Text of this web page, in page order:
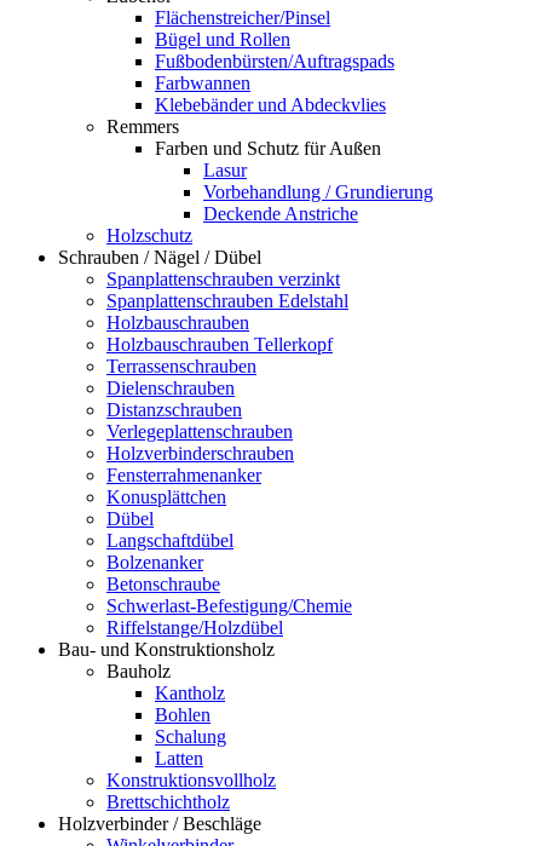
Flächenstreicher/Pinsel
Bügel und Rollen
Fußbodenbürsten/Auftragspads
Farbwannen
Klebebänder und Abdeckvlies
Remmers
Farben und Schutz für Außen
Lasur
Vorbehandlung / Grundierung
Deckende Anstriche
Holzschutz
Schrauben / Nägel / Dübel
Spanplattenschrauben verzinkt
Spanplattenschrauben Edelstahl
Holzbauschrauben
Holzbauschrauben Tellerkopf
Terrassenschrauben
Dielenschrauben
Distanzschrauben
Verlegeplattenschrauben
Holzverbinderschrauben
Fensterrahmenanker
Konusplättchen
Dübel
Langschaftdübel
Bolzenanker
Betonschraube
Schwerlast-Befestigung/Chemie
Riffelstange/Holzdübel
Bau- und Konstruktionsholz
Bauholz
Kantholz
Bohlen
Schalung
Latten
Konstruktionsvollholz
Brettschichtholz
Holzverbinder / Beschläge